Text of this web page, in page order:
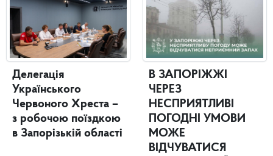
Делегація
Українського
Червоного Хреста –
з робочою поїздкою
в Запорізькій області
В ЗАПОРІЖЖІ
ЧЕРЕЗ
НЕСПРИЯТЛИВІ
ПОГОДНІ УМОВИ
МОЖЕ
ВІДЧУВАТИСЯ